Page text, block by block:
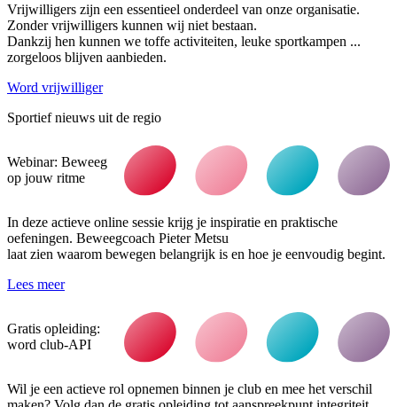
Vrijwilligers zijn een essentieel onderdeel van onze organisatie.
Zonder vrijwilligers kunnen wij niet bestaan.
Dankzij hen kunnen we toffe activiteiten, leuke sportkampen ...
zorgeloos blijven aanbieden.
Word vrijwilliger
Sportief nieuws uit de regio
Webinar: Beweeg
op jouw ritme
In deze actieve online sessie krijg je inspiratie en praktische
oefeningen. Beweegcoach Pieter Metsu
laat zien waarom bewegen belangrijk is en hoe je eenvoudig begint.
Lees meer
Gratis opleiding:
word club-API
Wil je een actieve rol opnemen binnen je club en mee het verschil